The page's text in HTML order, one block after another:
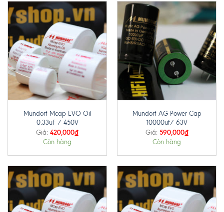
Mundorf Mcap EVO Oil
0.33uF / 450V
Giá: 420,000₫
Còn hàng
Mundorf AG Power Cap
10000uf/ 63V
Giá: 590,000₫
Còn hàng